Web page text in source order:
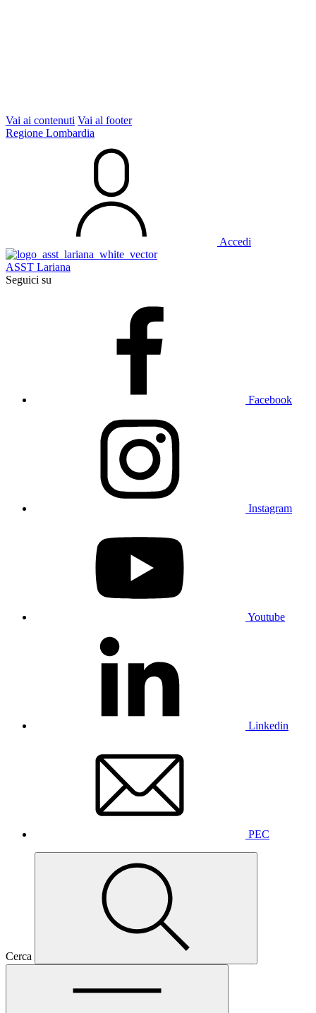
Vai ai contenuti Vai al footer
Regione Lombardia
Accedi
ASST Lariana
Seguici su
Facebook
Instagram
Youtube
Linkedin
PEC
Cerca